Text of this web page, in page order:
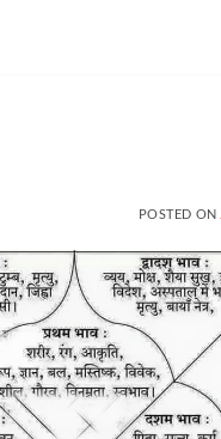
POSTED ON